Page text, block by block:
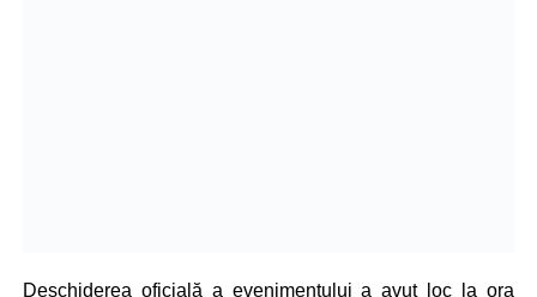
Deschiderea oficială a evenimentului a avut loc la ora